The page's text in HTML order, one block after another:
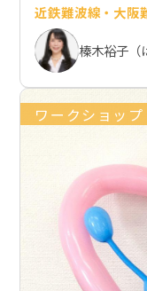
近鉄難波線・大阪
榛木裕子（
ワークショップ